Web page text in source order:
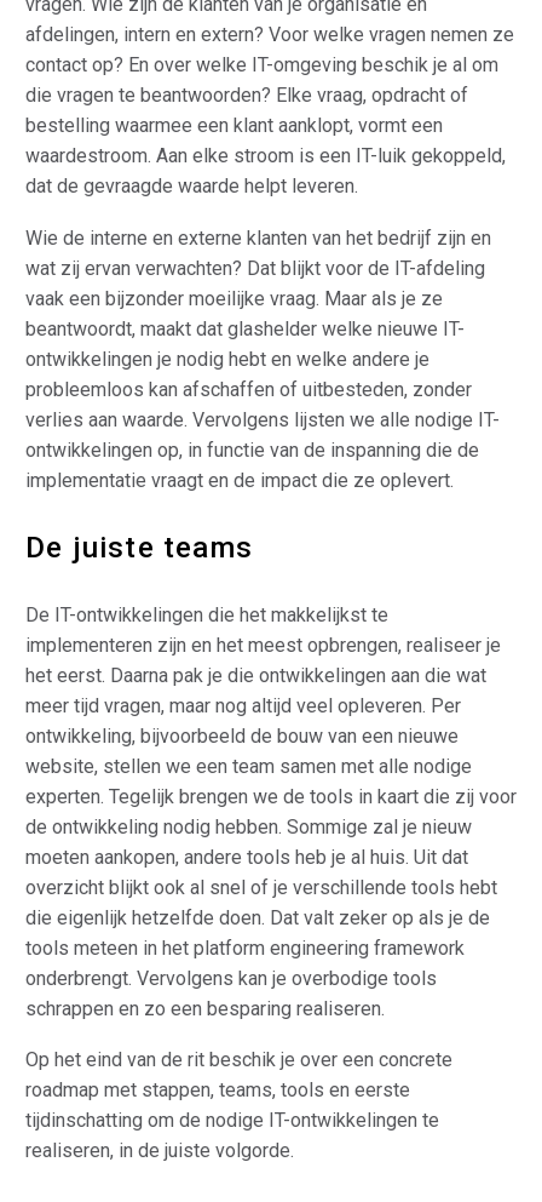
afdelingen, intern en extern? Voor welke vragen nemen ze
contact op? En over welke IT-omgeving beschik je al om
die vragen te beantwoorden? Elke vraag, opdracht of
bestelling waarmee een klant aanklopt, vormt een
waardestroom. Aan elke stroom is een IT-luik gekoppeld,
dat de gevraagde waarde helpt leveren.
Wie de interne en externe klanten van het bedrijf zijn en
wat zij ervan verwachten? Dat blijkt voor de IT-afdeling
vaak een bijzonder moeilijke vraag. Maar als je ze
beantwoordt, maakt dat glashelder welke nieuwe IT-
ontwikkelingen je nodig hebt en welke andere je
probleemloos kan afschaffen of uitbesteden, zonder
verlies aan waarde. Vervolgens lijsten we alle nodige IT-
ontwikkelingen op, in functie van de inspanning die de
implementatie vraagt en de impact die ze oplevert.
De juiste teams
De IT-ontwikkelingen die het makkelijkst te
implementeren zijn en het meest opbrengen, realiseer je
het eerst. Daarna pak je die ontwikkelingen aan die wat
meer tijd vragen, maar nog altijd veel opleveren. Per
ontwikkeling, bijvoorbeeld de bouw van een nieuwe
website, stellen we een team samen met alle nodige
experten. Tegelijk brengen we de tools in kaart die zij voor
de ontwikkeling nodig hebben. Sommige zal je nieuw
moeten aankopen, andere tools heb je al huis. Uit dat
overzicht blijkt ook al snel of je verschillende tools hebt
die eigenlijk hetzelfde doen. Dat valt zeker op als je de
tools meteen in het platform engineering framework
onderbrengt. Vervolgens kan je overbodige tools
schrappen en zo een besparing realiseren.
Op het eind van de rit beschik je over een concrete
roadmap met stappen, teams, tools en eerste
tijdinschatting om de nodige IT-ontwikkelingen te
realiseren, in de juiste volgorde.